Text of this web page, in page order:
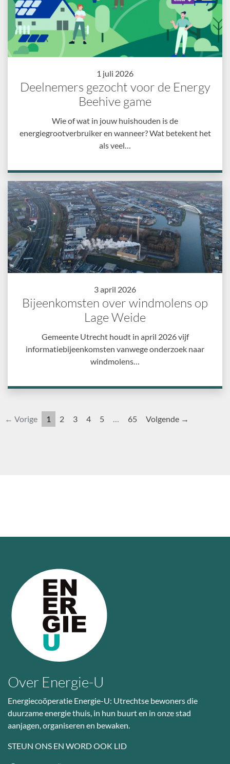
1 juli 2026
Deelnemers gezocht voor de Energy
Beehive game
Wie of wat in jouw huishouden is de
energiegrootverbruiker en wanneer? Wat betekent het
als veel…
3 april 2026
Bijeenkomsten over windmolens op
Lage Weide
Gemeente Utrecht houdt in april 2026 vijf
informatiebijeenkomsten vanwege onderzoek naar
windmolens…
← Vorige 1 2 3 4 5 … 65 Volgende →
Over Energie-U
Energiecoöperatie Energie-U: Utrechtse bewoners die
duurzame energie thuis, in hun buurt en in onze stad
aanjagen, organiseren en bewaken.
STEUN ONS EN WORD OOK LID